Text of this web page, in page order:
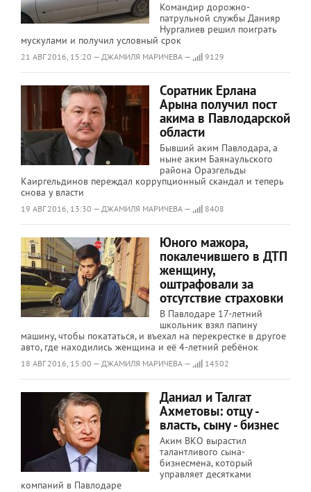
Командир дорожно-
патрульной службы Данияр
Нургалиев решил поиграть
мускулами и получил условный срок
21 АВГ 2016, 15:20 — ДЖАМИЛЯ МАРИЧЕВА — 9129
Соратник Ерлана
Арына получил пост
акима в Павлодарской
области
Бывший аким Павлодара, а
ныне аким Баянаульского
района Оразгельды
Каиргельдинов переждал коррупционный скандал и теперь
снова у власти
19 АВГ 2016, 13:30 — ДЖАМИЛЯ МАРИЧЕВА — 8408
Юного мажора,
покалечившего в ДТП
женщину,
оштрафовали за
отсутствие страховки
В Павлодаре 17-летний
школьник взял папину
машину, чтобы покататься, и въехал на перекрестке в другое
авто, где находились женщина и её 4-летний ребёнок
18 АВГ 2016, 15:00 — ДЖАМИЛЯ МАРИЧЕВА — 14502
Даниал и Талгат
Ахметовы: отцу -
власть, сыну - бизнес
Аким ВКО вырастил
талантливого сына-
бизнесмена, который
управляет десятками
компаний в Павлодаре